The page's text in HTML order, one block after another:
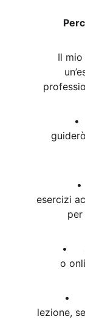
Il
esercizi
o
lezione,